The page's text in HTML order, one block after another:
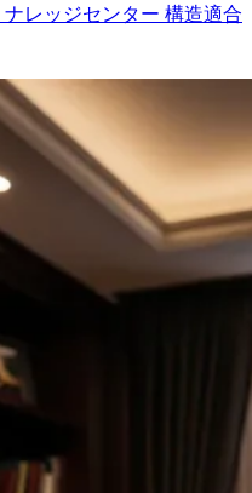
ナレッジセンター 構造適合